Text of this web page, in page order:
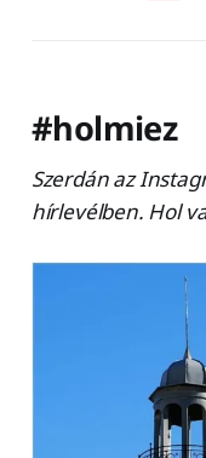
#holmiez
Szerdán az
hírlevélben. Hol